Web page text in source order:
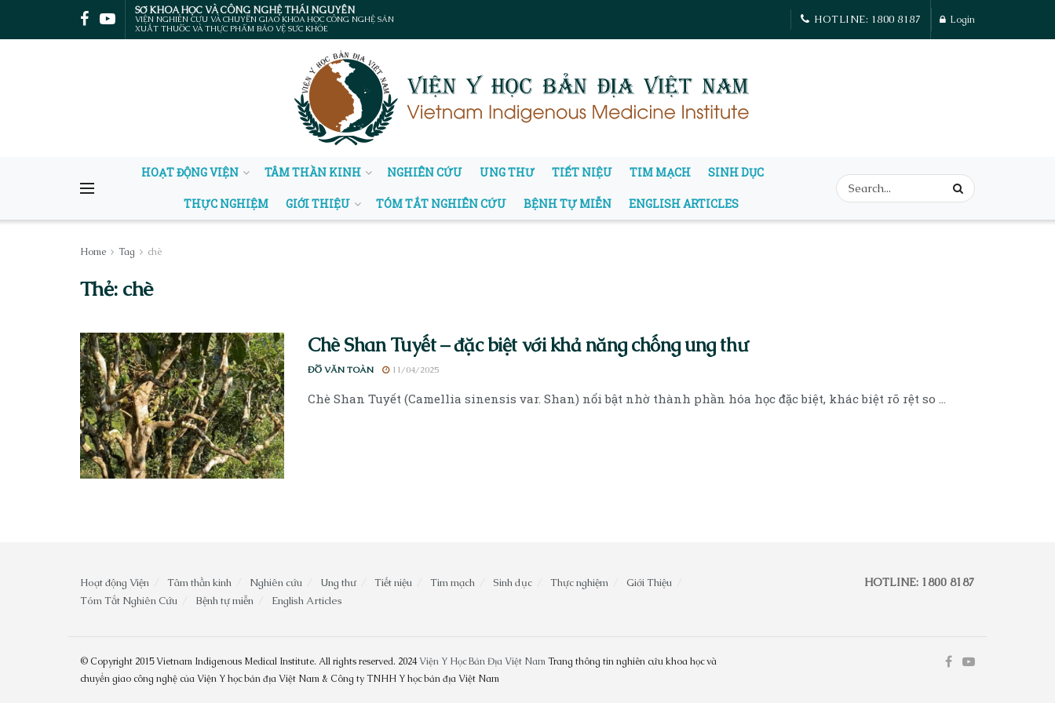
SỞ KHOA HỌC VÀ CÔNG NGHỆ THÁI NGUYÊN
VIỆN NGHIÊN CỨU VÀ CHUYỂN GIAO KHOA HỌC CÔNG NGHỆ SẢN
XUẤT THUỐC VÀ THỰC PHẨM BẢO VỆ SỨC KHỎE
HOTLINE: 1800 8187 Login
HOẠT ĐỘNG VIỆN TÂM THẦN KINH NGHIÊN CỨU UNG THƯ TIẾT NIỆU TIM MẠCH SINH DỤC
THỰC NGHIỆM GIỚI THIỆU TÓM TẮT NGHIÊN CỨU BỆNH TỰ MIỄN ENGLISH ARTICLES
Home Tag chè
Thẻ: chè
Chè Shan Tuyết – đặc biệt với khả năng chống ung thư
ĐỖ VĂN TOÀN 11/04/2025
Chè Shan Tuyết (Camellia sinensis var. Shan) nổi bật nhờ thành phần hóa học đặc biệt, khác biệt rõ rệt so ...
Hoạt động Viện Tâm thần kinh Nghiên cứu Ung thư Tiết niệu Tim mạch Sinh dục Thực nghiệm
Giới Thiệu
Tóm Tắt Nghiên Cứu
Bệnh tự miễn English Articles
HOTLINE: 1800 8187
© Copyright 2015 Vietnam Indigenous Medical Institute. All rights reserved. 2024Viện Y Học Bản Địa Việt NamTrang thông tin nghiên cứu khoa học và
chuyển giao công nghệ của Viện Y học bản địa Việt Nam & Công ty TNHH Y học bản địa Việt Nam